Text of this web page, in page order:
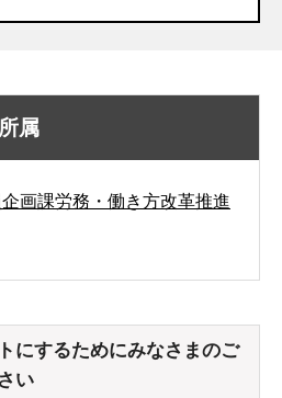
属
画課労務・働き方改革推進
にするためにみなさまのご
い